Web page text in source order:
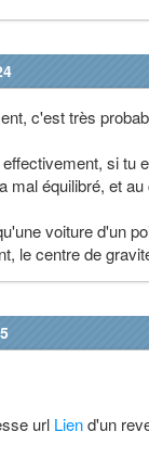
c'est très
si tu
mal équilibré, et
voiture d'un
le centre de
url Liend'un